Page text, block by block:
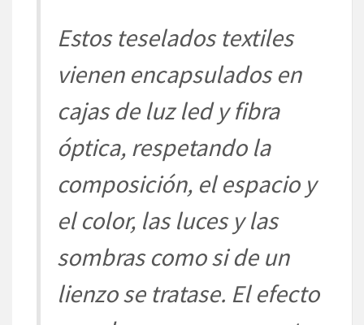
Estos teselados textiles
vienen encapsulados en
cajas de luzledy fibra
óptica, respetando la
composición, el espacio y
el color, las luces y las
sombrascomo si de un
lienzo se tratase. El efecto